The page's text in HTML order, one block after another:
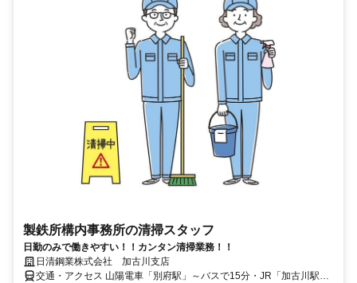
製鉄所構内事務所の清掃スタッフ
日勤のみで働きやすい！！カンタン清掃業務！！
日清鋼業株式会社 加古川支店
交通・アクセス 山陽電車「別府駅」～バスで15分・JR「加古川駅」